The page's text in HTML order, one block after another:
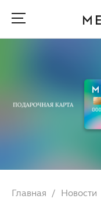
Главная Новости